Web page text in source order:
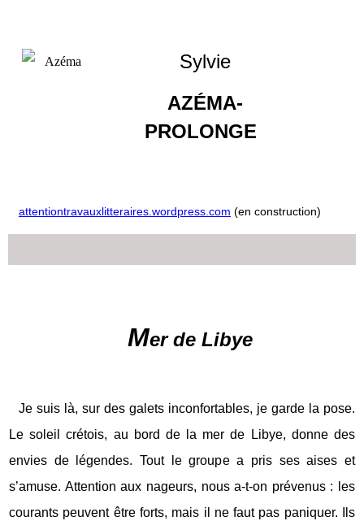
Sylvie
AZÉMA-
PROLONGE
attentiontravauxlitteraires.wordpress.com (en construction)
Mer de Libye
Je suis là, sur des galets inconfortables, je garde la pose.
Le soleil crétois, au bord de la mer de Libye, donne des
envies de légendes. Tout le groupe a pris ses aises et
s’amuse. Attention aux nageurs, nous a-t-on prévenus : les
courants peuvent être forts, mais il ne faut pas paniquer. Ils